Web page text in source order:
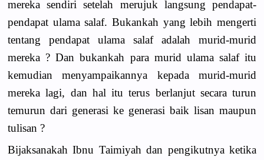
mereka sendiri setelah merujuk langsung pendapat-
pendapat ulama salaf. Bukankah yang lebih mengerti
tentang pendapat ulama salaf adalah murid-murid
mereka ? Dan bukankah para murid ulama salaf itu
kemudian menyampaikannya kepada murid-murid
mereka lagi, dan hal itu terus berlanjut secara turun
temurun dari generasi ke generasi baik lisan maupun
tulisan ?
Bijaksanakah Ibnu Taimiyah dan pengikutnya ketika